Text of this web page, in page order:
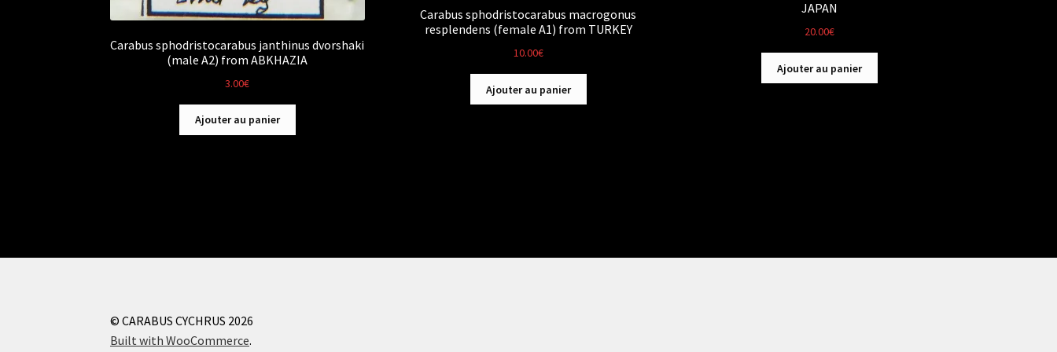
Carabus sphodristocarabus janthinus dvorshaki
(male A2) from ABKHAZIA
3.00€
Ajouter au panier
Carabus sphodristocarabus macrogonus
resplendens (female A1) from TURKEY
10.00€
Ajouter au panier
JAPAN
20.00€
Ajouter au panier
© CARABUS CYCHRUS 2026
Built with WooCommerce.